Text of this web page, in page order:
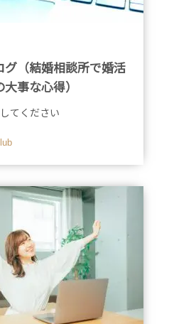
グ（結婚相談所で婚活
事な心得）
てください